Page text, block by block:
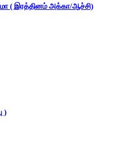
( இரத்தினம் அக்கா/ஆச்சி)
)